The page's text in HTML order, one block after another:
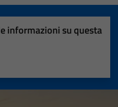
informazioni su questa
su 5
5